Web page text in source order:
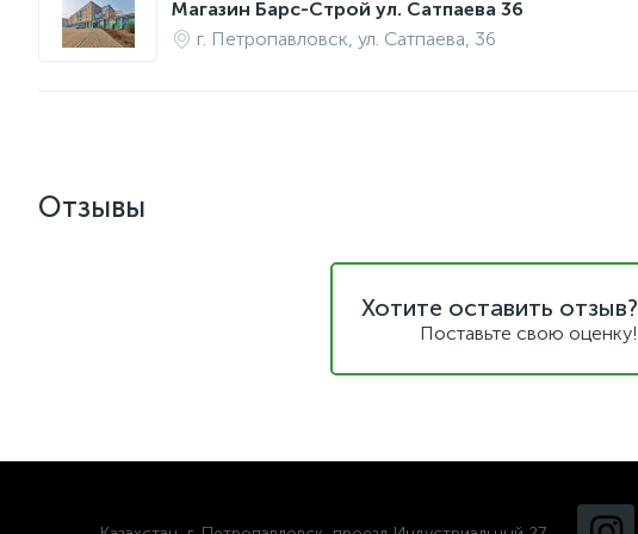
Магазин Барс-Строй ул. Сатпаева 36
г. Петропавловск, ул. Сатпаева, 36
Отзывы
Хотите оставить отзыв?
Поставьте свою оценку!